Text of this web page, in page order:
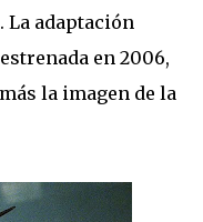
adaptación
en 2006,
la imagen de la